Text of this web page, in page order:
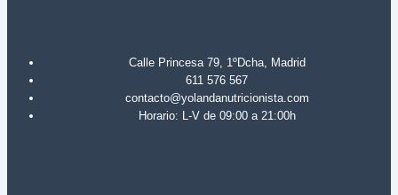
Calle Princesa 79, 1ºDcha, Madrid
611 576 567
contacto@yolandanutricionista.com
Horario: L-V de 09:00 a 21:00h